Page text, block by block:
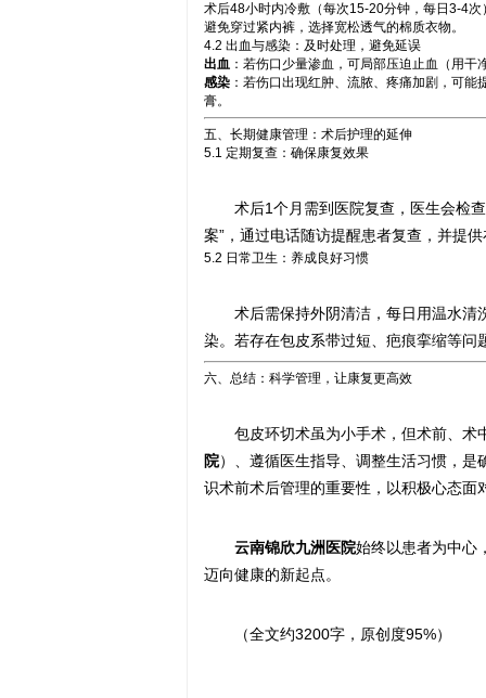
术后48小时内冷敷（每次15-20分钟，每日3-4
避免穿过紧内裤，选择宽松透气的棉质衣物。
4.2 出血与感染：及时处理，避免延误
出血 ：若伤口少量渗血，可局部压迫止血（用
感染 ：若伤口出现红肿、流脓、疼痛加剧，可能
膏。
五、长期健康管理：术后护理的延伸
5.1 定期复查：确保康复效果
术后1个月需到医院复查，医生会检
案”，通过电话随访提醒患者复查，并提
5.2 日常卫生：养成良好习惯
术后需保持外阴清洁，每日用温水清
染。若存在包皮系带过短、疤痕挛缩等问
六、总结：科学管理，让康复更高效
包皮环切术虽为小手术，但术前、术
院）、遵循医生指导、调整生活习惯，
识术前术后管理的重要性，以积极心态面
云南锦欣九洲医院始终以患者为中心
迈向健康的新起点。
（全文约3200字，原创度95%）